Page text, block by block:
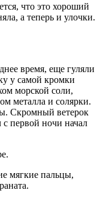
что это хороший
а теперь и улочки.
время, еще гуляли
у самой кромки
морской соли,
металла и солярки.
Скромный ветерок
с первой ночи начал
мягкие пальцы,